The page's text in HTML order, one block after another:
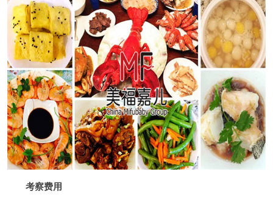
考察费用